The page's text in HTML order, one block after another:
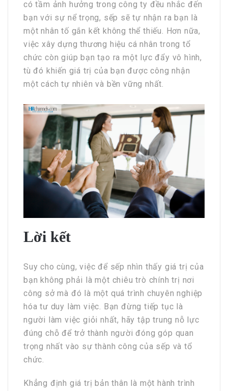
có tầm ảnh hưởng trong công ty đều nhắc đến
bạn với sự nể trọng, sếp sẽ tự nhận ra bạn là
một nhân tố gắn kết không thể thiếu. Hơn nữa,
việc xây dựng thương hiệu cá nhân trong tổ
chức còn giúp bạn tạo ra một lực đẩy vô hình,
tù đó khiến giá trị của bạn được công nhận
một cách tự nhiên và bền vững nhất.
Lời kết
Suy cho cùng, việc để sếp nhìn thấy giá trị của
bạn không phải là một chiêu trò chính trị nơi
công sở mà đó là một quá trình chuyên nghiệp
hóa tư duy làm việc. Bạn đừng tiếp tục là
người làm việc giỏi nhất, hãy tập trung nỗ lực
đúng chỗ để trở thành người đóng góp quan
trọng nhất vào sự thành công của sếp và tổ
chức.
Khẳng định giá trị bản thân là một hành trình